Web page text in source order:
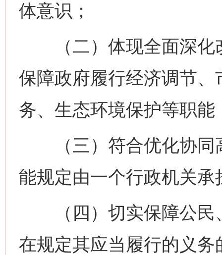
体意识；
（二）体现全面深化
保障政府履行经济调节
务、生态环境保护等职能
（三）符合优化协同
能规定由一个行政机关
（四）切实保障公民
在规定其应当履行的义